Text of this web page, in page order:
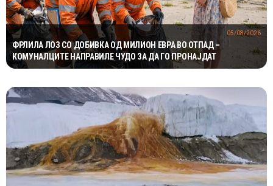
ФРЛИЛА ЛОЗ СО ДОБИВКА ОД МИЛИОН ЕВРА ВО ОТПАД –
КОМУНАЛЦИТЕ НАПРАВИЛЕ ЧУДО ЗА ДА ГО ПРОНАЈДАТ
05/08/2026